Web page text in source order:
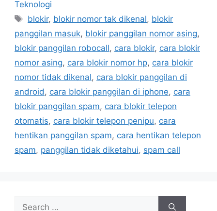
e
g
o
r
i
s
Teknologi
T
a
g
s
blokir, blokir nomor tak dikenal, blokir
panggilan masuk, blokir panggilan nomor asing,
blokir panggilan robocall, cara blokir, cara blokir
nomor asing, cara blokir nomor hp, cara blokir
nomor tidak dikenal, cara blokir panggilan di
android, cara blokir panggilan di iphone, cara
blokir panggilan spam, cara blokir telepon
otomatis, cara blokir telepon penipu, cara
hentikan panggilan spam, cara hentikan telepon
spam, panggilan tidak diketahui, spam call